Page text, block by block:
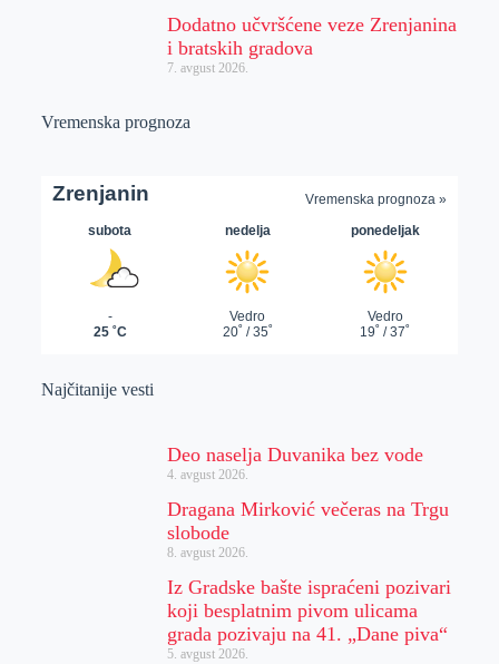
Dodatno učvršćene veze Zrenjanina
i bratskih gradova
7. avgust 2026.
Vremenska prognoza
Najčitanije vesti
Deo naselja Duvanika bez vode
4. avgust 2026.
Dragana Mirković večeras na Trgu
slobode
8. avgust 2026.
Iz Gradske bašte ispraćeni pozivari
koji besplatnim pivom ulicama
grada pozivaju na 41. „Dane piva“
5. avgust 2026.